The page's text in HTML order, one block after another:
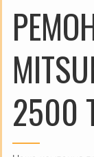
2500